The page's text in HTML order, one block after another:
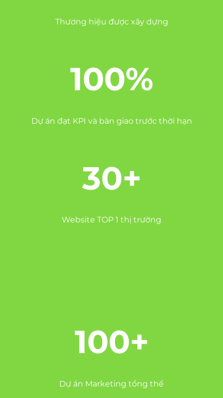
Thương hiệu được xây dựng
100%
Dự án đạt KPI và bàn giao trước thời hạn
30+
Website TOP 1 thị trường
100+
Dự án Marketing tổng thể